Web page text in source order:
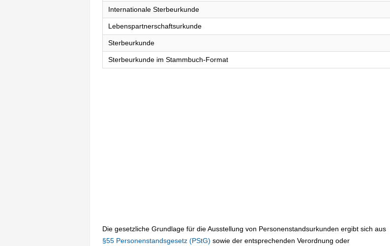
Internationale Sterbeurkunde
Lebenspartnerschaftsurkunde
Sterbeurkunde
Sterbeurkunde im Stammbuch-Format
Die gesetzliche Grundlage für die Ausstellung von Personenstandsurkunden ergibt sich aus
§55 Personenstandsgesetz (PStG) sowie der entsprechenden Verordnung oder